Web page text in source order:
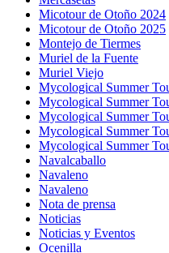
Micotour de Otoño 2024
Micotour de Otoño 2025
Montejo de Tiermes
Muriel de la Fuente
Muriel Viejo
Mycological Summer
Mycological Summer
Mycological Summer
Mycological Summer
Mycological Summer
Navalcaballo
Navaleno
Navaleno
Nota de prensa
Noticias
Noticias y Eventos
Ocenilla